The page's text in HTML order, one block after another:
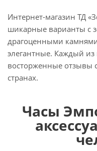
Интернет-магазин ТД
шикарные варианты с
драгоценными
элегантные. Каждый
восторженные отзывы
странах.
Часы